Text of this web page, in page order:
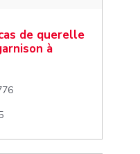
de querelle
à